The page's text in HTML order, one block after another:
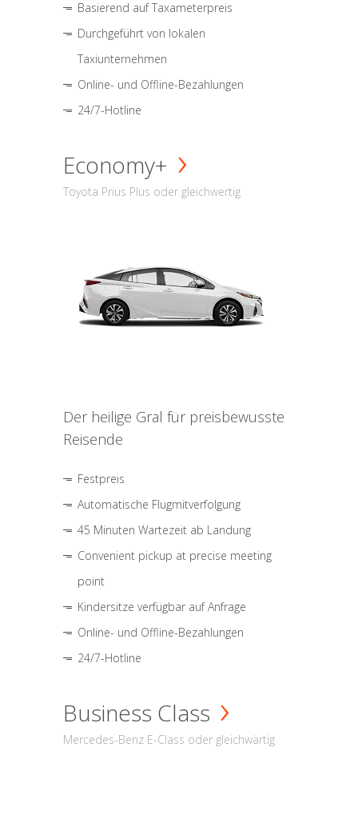
Basierend auf Taxameterpreis
Durchgeführt von lokalen
Taxiunternehmen
Online- und Offline-Bezahlungen
24/7-Hotline
Economy+
Toyota Prius Plus oder gleichwertig
Der heilige Gral für preisbewusste
Reisende
Festpreis
Automatische Flugmitverfolgung
45 Minuten Wartezeit ab Landung
Convenient pickup at precise meeting
point
Kindersitze verfügbar auf Anfrage
Online- und Offline-Bezahlungen
24/7-Hotline
Business Class
Mercedes-Benz E-Class oder gleichwärtig